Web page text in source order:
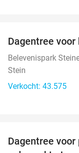
Dagentree
Belevenispark
Stein
Verkocht: 43.575
Dagentree